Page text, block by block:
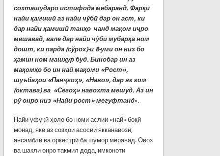
сохташударо истифода мебаранд. Фарқи
найи қамишӣ аз найи чўбӣ дар он аст, ки
дар найи қамишӣ танҳо чанд мақом иҷро
мешавад, вале дар найи чўбӣ мубарқа ном
дошт, ки парда (сўрох)-и 8-уми он низ бо
ҳамин ном машҳур буд. Бинобар ин аз
мақомҳо бо ин най мақоми «Рост»,
шуъбаҳои «Панҷгоҳ», «Наво», дар як гом
(октава) ва «Сегоҳ» навохта мешуд. Аз ин
рў онро низ «Найи рост» мегуфтанд».
Найи уфуқӣ ҳоло бо номи аслии «най» боқӣ
монад, яке аз созҳои асосии якканавозӣ,
ансамблӣ ва оркестрӣ ба шумор меравад. Овоз
ва шакли онро такмил дода, имконоти